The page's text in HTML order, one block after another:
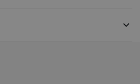
